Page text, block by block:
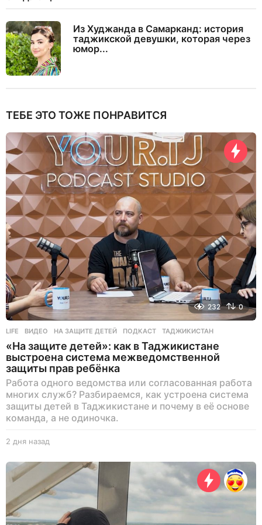
Из Худжанда в Самарканд: история
таджикской девушки, которая через
юмор...
ТЕБЕ ЭТО ТОЖЕ ПОНРАВИТСЯ
232 0
LIFE ВИДЕО ,НА ЗАЩИТЕ ДЕТЕЙ ,ПОДКАСТ ,ТАДЖИКИСТАН
«На защите детей»: как в Таджикистане
выстроена система межведомственной
защиты прав ребёнка
Работа одного ведомства или согласованная работа
многих служб? Разбираемся, как устроена система
защиты детей в Таджикистане и почему в её основе
команда, а не одиночка.
2 дня назад
н
я
н
а
а